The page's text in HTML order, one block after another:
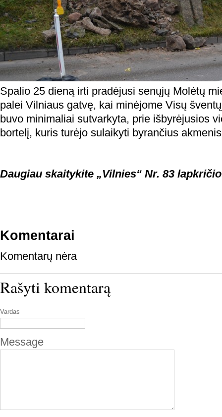
Spalio 25 dieną irti pradėjusi senųjų Molėtų
palei Vilniaus gatvę, kai minėjome Visų
buvo minimaliai sutvarkyta, prie išbyrėjusios
bortelį, kuris turėjo sulaikyti byrančius
Daugiau skaitykite „Vilnies“ Nr. 83
Komentarai
Komentarų nėra
Rašyti komentarą
Vardas
Message